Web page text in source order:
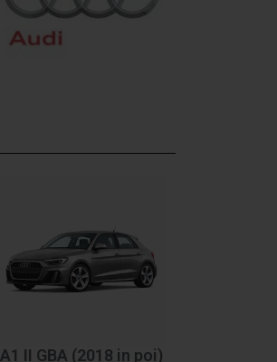
A1 II GBA (2018 in poi)